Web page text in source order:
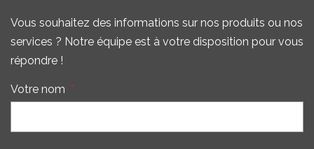
Vous souhaitez des informations sur nos produits ou nos
services ? Notre équipe est à votre disposition pour vous
répondre !
Votre nom *